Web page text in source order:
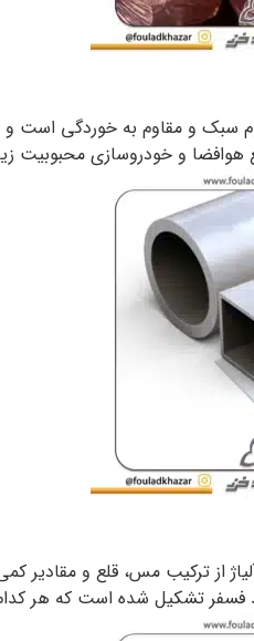
سبک و مقاوم به خوردگی است
هوافضا و خودروسازی محبوبیت